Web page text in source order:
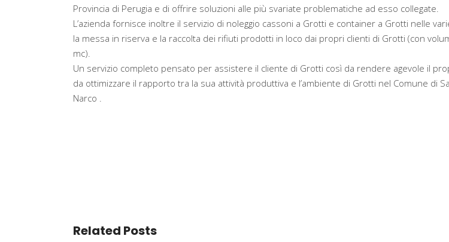
Provincia di Perugia e di offrire soluzioni alle più svariate problematiche ad esso collegate.
L’azienda fornisce inoltre il servizio di noleggio cassoni a Grotti e container a Grotti nelle
la messa in riserva e la raccolta dei rifiuti prodotti in loco dai propri clienti di Grotti (con
mc).
Un servizio completo pensato per assistere il cliente di Grotti così da rendere agevole il
da ottimizzare il rapporto tra la sua attività produttiva e l’ambiente di Grotti nel Comune di
Narco .
Related Posts